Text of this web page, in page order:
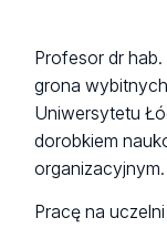
Profesor dr
grona
Uniwersytetu
dorobkiem
organizacyjnym.
Pracę na